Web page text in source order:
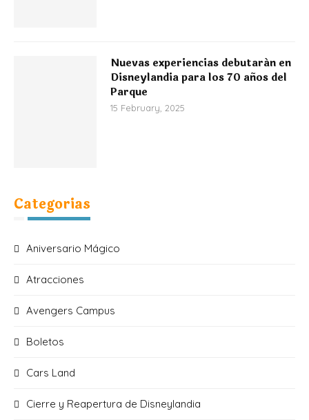
Nuevas experiencias debutarán en
Disneylandia para los 70 años del
Parque
15 February, 2025
Categorias
Aniversario Mágico
Atracciones
Avengers Campus
Boletos
Cars Land
Cierre y Reapertura de Disneylandia